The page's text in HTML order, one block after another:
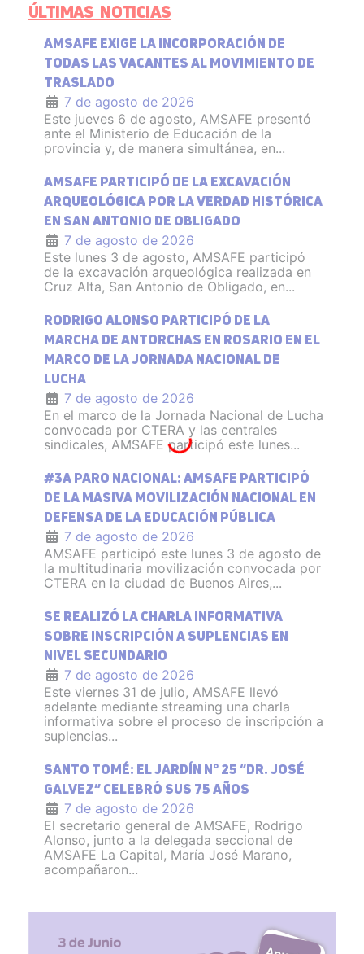
ÚLTIMAS NOTICIAS
AMSAFE EXIGE LA INCORPORACIÓN DE
TODAS LAS VACANTES AL MOVIMIENTO DE
TRASLADO
7 de agosto de 2026
Este jueves 6 de agosto, AMSAFE presentó
ante el Ministerio de Educación de la
provincia y, de manera simultánea, en...
AMSAFE PARTICIPÓ DE LA EXCAVACIÓN
ARQUEOLÓGICA POR LA VERDAD HISTÓRICA
EN SAN ANTONIO DE OBLIGADO
7 de agosto de 2026
Este lunes 3 de agosto, AMSAFE participó
de la excavación arqueológica realizada en
Cruz Alta, San Antonio de Obligado, en...
RODRIGO ALONSO PARTICIPÓ DE LA
MARCHA DE ANTORCHAS EN ROSARIO EN EL
MARCO DE LA JORNADA NACIONAL DE
LUCHA
7 de agosto de 2026
En el marco de la Jornada Nacional de Lucha
convocada por CTERA y las centrales
sindicales, AMSAFE participó este lunes...
#3A PARO NACIONAL: AMSAFE PARTICIPÓ
DE LA MASIVA MOVILIZACIÓN NACIONAL EN
DEFENSA DE LA EDUCACIÓN PÚBLICA
7 de agosto de 2026
AMSAFE participó este lunes 3 de agosto de
la multitudinaria movilización convocada por
CTERA en la ciudad de Buenos Aires,...
SE REALIZÓ LA CHARLA INFORMATIVA
SOBRE INSCRIPCIÓN A SUPLENCIAS EN
NIVEL SECUNDARIO
7 de agosto de 2026
Este viernes 31 de julio, AMSAFE llevó
adelante mediante streaming una charla
informativa sobre el proceso de inscripción a
suplencias...
SANTO TOMÉ: EL JARDÍN N° 25 “DR. JOSÉ
GALVEZ” CELEBRÓ SUS 75 AÑOS
7 de agosto de 2026
El secretario general de AMSAFE, Rodrigo
Alonso, junto a la delegada seccional de
AMSAFE La Capital, María José Marano,
acompañaron...